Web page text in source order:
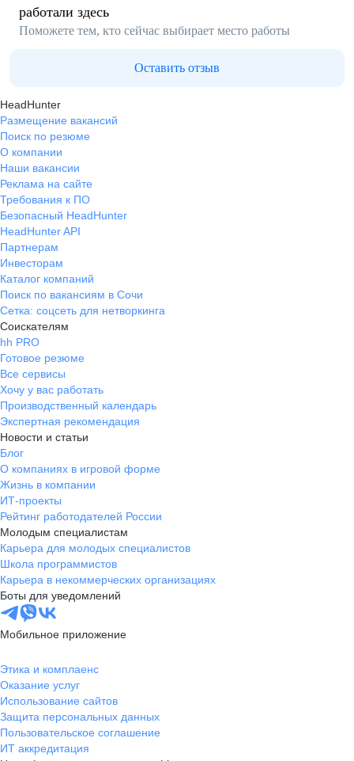
работали здесь
Поможете тем, кто сейчас выбирает место работы
Оставить отзыв
HeadHunter
Размещение вакансий
Поиск по резюме
О компании
Наши вакансии
Реклама на сайте
Требования к ПО
Безопасный HeadHunter
HeadHunter API
Партнерам
Инвесторам
Каталог компаний
Поиск по вакансиям в Сочи
Сетка: соцсеть для нетворкинга
Соискателям
hh PRO
Готовое резюме
Все сервисы
Хочу у вас работать
Производственный календарь
Экспертная рекомендация
Новости и статьи
Блог
О компаниях в игровой форме
Жизнь в компании
ИТ-проекты
Рейтинг работодателей России
Молодым специалистам
Карьера для молодых специалистов
Школа программистов
Карьера в некоммерческих организациях
Боты для уведомлений
Мобильное приложение
Этика и комплаенс
Оказание услуг
Использование сайтов
Защита персональных данных
Пользовательское соглашение
ИТ аккредитация